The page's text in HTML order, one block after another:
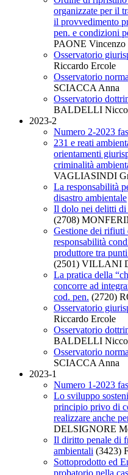
organizzate per il
il provvedimento
pen. e condizioni
PAONE Vincenzo
Osservatorio
Riccardo Ercole
Osservatorio
SCIACCA Anna
Osservatorio
BALDELLI
2023-2
Numero 2-2023
231 e reati
orientamenti
criminalità
VAGLIASINDI
La responsabilità
disastro ambientale
Il dolo nei delitti di
(2708)
Gestione dei rifiuti
responsabilità
produttore tra
(2501) VILLANI
La pratica della
concorre ad
cod. pen. (2720)
Osservatorio
Riccardo Ercole
Osservatorio
BALDELLI
Osservatorio
SCIACCA Anna
2023-1
Numero 1-2023
Lo sviluppo
principio privo di
realizzare anche
DELSIGNORE
Il diritto penale di
ambientali (3423)
Sottoprodotto ed
probatorio nella